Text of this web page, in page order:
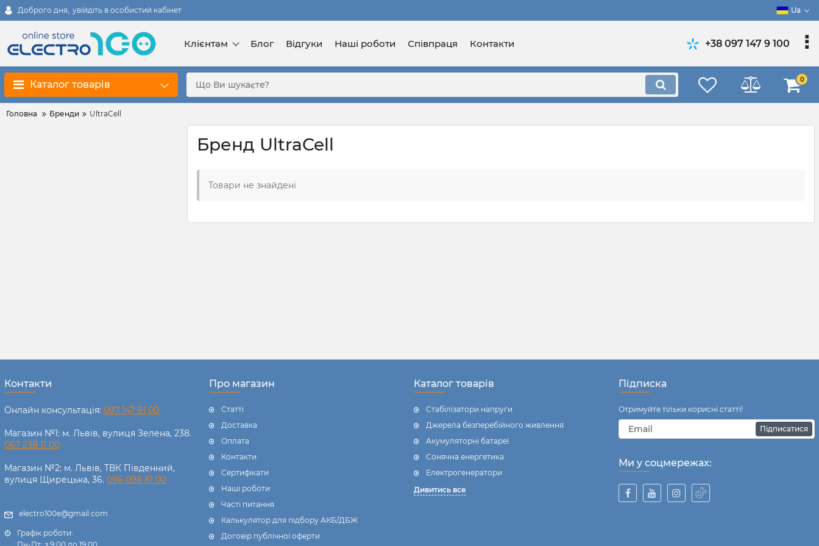
Доброго дня, увійдіть в особистий кабінет Ua
Клієнтам Блог Відгуки Наші роботи Співпраця Контакти +38 097 147 9 100
Каталог товарів 0
Головна Бренди UltraCell
Бренд UltraCell
Товари не знайдені
Контакти
Онлайн консультація: 097 147 91 00
Магазин №1: м. Львів, вулиця Зелена, 238.
067 238 11 00
Магазин №2: м. Львів, ТВК Південний,
вулиця Щирецька, 36. 096 098 81 00
electro100e@gmail.com
Графік роботи:
Про магазин
Статті
Доставка
Оплата
Контакти
Сертифікати
Наші роботи
Часті питання
Калькулятор для підбору АКБ/ДБЖ
Договір публічної оферти
Каталог товарів
Стабілізатори напруги
Джерела безперебійного живлення
Акумуляторні батареї
Сонячна енергетика
Електрогенератори
Дивитись все
Підписка
Отримуйте тільки корисні статті!
Підписатися
Ми у соцмережах: